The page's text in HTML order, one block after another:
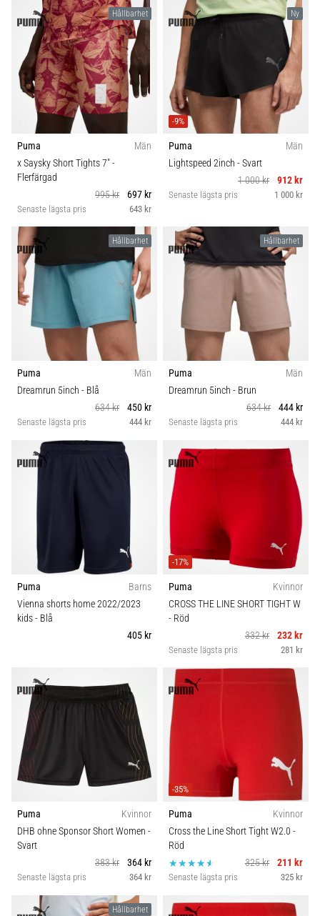
Hållbarhet
Puma
Män
x Saysky Short Tights 7"-
Flerfärgad
995 kr
697 kr
Senaste lägsta pris 643 kr
Ny
-9%
Puma
Män
Lightspeed 2inch - Svart
1 000 kr
912 kr
Senaste lägsta pris 1 000 kr
Hållbarhet
Puma
Män
Dreamrun 5inch - Blå
634 kr
450 kr
Senaste lägsta pris 444 kr
Hållbarhet
Puma
Män
Dreamrun 5inch - Brun
634 kr
444 kr
Senaste lägsta pris 444 kr
Puma
Barns
Vienna shorts home 2022/2023
kids- Blå
405 kr
-17%
Puma
Kvinnor
CROSS THE LINE SHORT TIGHT W
- Röd
332 kr
232 kr
Senaste lägsta pris 281 kr
Puma
Kvinnor
DHB ohne Sponsor Short Women -
Svart
383 kr
364 kr
Senaste lägsta pris 364 kr
-35%
Puma
Kvinnor
Cross the Line Short Tight W2.0 -
Röd
325 kr
211 kr
Senaste lägsta pris 325 kr
Hållbarhet